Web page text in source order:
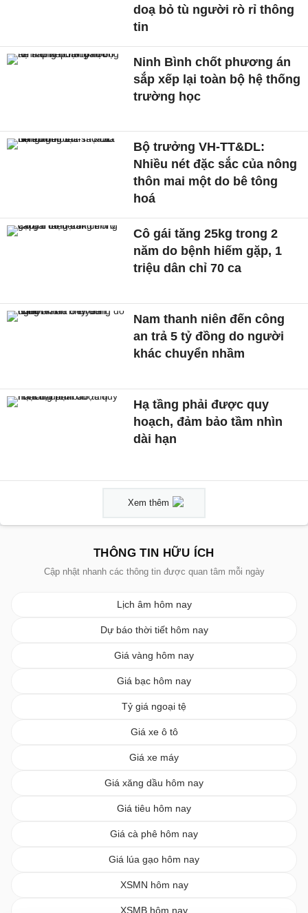
doạ bỏ tù người rò rỉ thông
tin
Ninh Bình chốt phương án
sắp xếp lại toàn bộ hệ thống
trường học
Bộ trưởng VH-TT&DL:
Nhiều nét đặc sắc của nông
thôn mai một do bê tông
hoá
Cô gái tăng 25kg trong 2
năm do bệnh hiếm gặp, 1
triệu dân chỉ 70 ca
Nam thanh niên đến công
an trả 5 tỷ đồng do người
khác chuyển nhầm
Hạ tầng phải được quy
hoạch, đảm bảo tầm nhìn
dài hạn
Xem thêm
THÔNG TIN HỮU ÍCH
Cập nhật nhanh các thông tin được quan tâm mỗi ngày
Lịch âm hôm nay
Dự báo thời tiết hôm nay
Giá vàng hôm nay
Giá bạc hôm nay
Tỷ giá ngoại tệ
Giá xe ô tô
Giá xe máy
Giá xăng dầu hôm nay
Giá tiêu hôm nay
Giá cà phê hôm nay
Giá lúa gạo hôm nay
XSMN hôm nay
XSMB hôm nay